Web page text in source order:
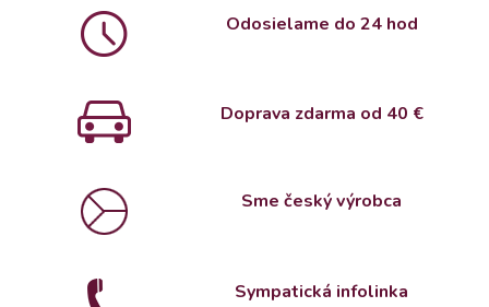
Odosielame do 24 hod
Doprava zdarma od 40 €
Sme český výrobca
Sympatická infolinka